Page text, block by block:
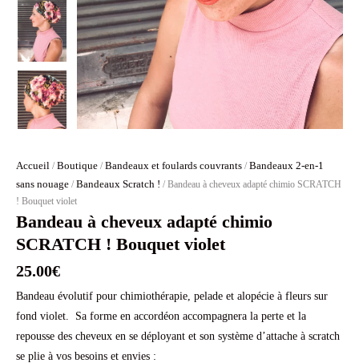
Accueil / Boutique / Bandeaux et foulards couvrants / Bandeaux 2-en-1
sans nouage / Bandeaux Scratch ! / Bandeau à cheveux adapté chimio SCRATCH
! Bouquet violet
Bandeau à cheveux adapté chimio
SCRATCH ! Bouquet violet
25.00€
Bandeau évolutif pour chimiothérapie, pelade et alopécie à fleurs sur
fond violet. Sa forme en accordéon accompagnera la perte et la
repousse des cheveux en se déployant et son système d’attache à scratch
se plie à vos besoins et envies :